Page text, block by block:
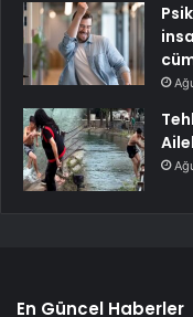
En Güncel Haberler